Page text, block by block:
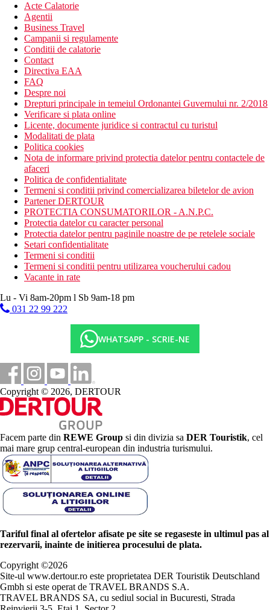
Acte Calatorie
Agentii
Business Travel
Campanii si regulamente
Conditii de calatorie
Contact
Directiva EAA
FAQ
Despre noi
Drepturi principale in temeiul Ordonantei Guvernului nr. 2/2018
Verificare si plata online
Licente, documente juridice si contractul cu turistul
Modalitati de plata
Politica cookies
Nota de informare privind protectia datelor pentru contactele de
afaceri
Politica de confidentialitate
Termeni si conditii privind comercializarea biletelor de avion
Partener DERTOUR
PROTECTIA CONSUMATORILOR - A.N.P.C.
Protectia datelor cu caracter personal
Protectia datelor pentru paginile noastre de pe retelele sociale
Setari confidentialitate
Termeni si conditii
Termeni si conditii pentru utilizarea voucherului cadou
Vacante in rate
Lu - Vi 8am-20pm l Sb 9am-18 pm
031 22 99 222
WHATSAPP - SCRIE-NE
Copyright © 2026, DERTOUR
Facem parte din REWE Group si din divizia sa DER Touristik, cel
mai mare grup central-european din industria turismului.
Tariful final al ofertelor afisate pe site se regaseste in ultimul pas al
rezervarii, inainte de initierea procesului de plata.
Copyright ©2026
Site-ul www.dertour.ro este proprietatea DER Touristik Deutschland
Gmbh si este operat de TRAVEL BRANDS S.A.
TRAVEL BRANDS SA, cu sediul social in Bucuresti, Strada